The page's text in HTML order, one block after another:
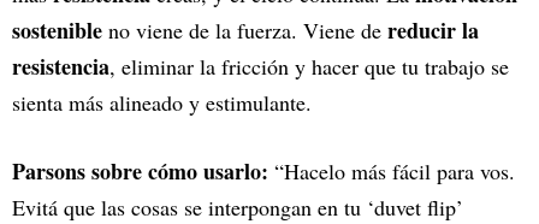
sostenible no viene de la fuerza. Viene de reducir la
resistencia, eliminar la fricción y hacer que tu trabajo se
sienta más alineado y estimulante.
Parsons sobre cómo usarlo: “Hacelo más fácil para vos.
Evitá que las cosas se interpongan en tu ‘duvet flip’